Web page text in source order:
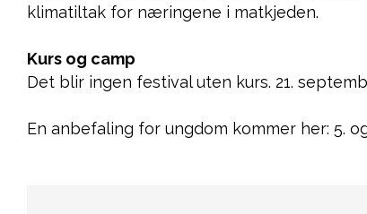
klimatiltak for næringene i matkjeden.
Kurs og camp
Det blir ingen festival uten kurs. 21.
En anbefaling for ungdom kommer her: 5.